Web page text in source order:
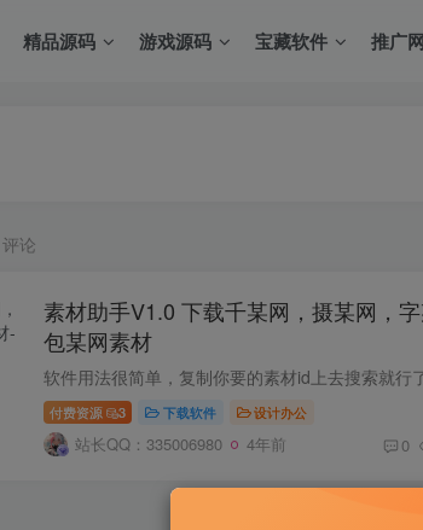
精品源码 游戏源码 宝藏软件 推广
评论
素材助手V1.0 下载千某网，摄某网，字
包某网素材
付费资源 3 下载软件 设计办公
站长QQ：335006980 4年前 0